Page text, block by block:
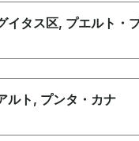
イタス区, プエルト・
ルト, プンタ・カナ